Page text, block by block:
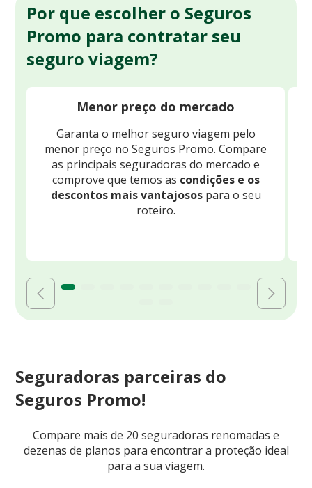
Por que escolher o Seguros
Promo para contratar seu
seguro viagem?
Menor preço do mercado
Garanta o melhor seguro viagem pelo
menor preço no Seguros Promo. Compare
as principais seguradoras do mercado e
comprove que temos as condições e os
descontos mais vantajosospara o seu
roteiro.
Seguradoras parceiras do
Seguros Promo!
Compare mais de 20 seguradoras renomadas e
dezenas de planos para encontrar a proteção ideal
para a sua viagem.